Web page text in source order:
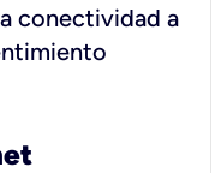
conectividad a